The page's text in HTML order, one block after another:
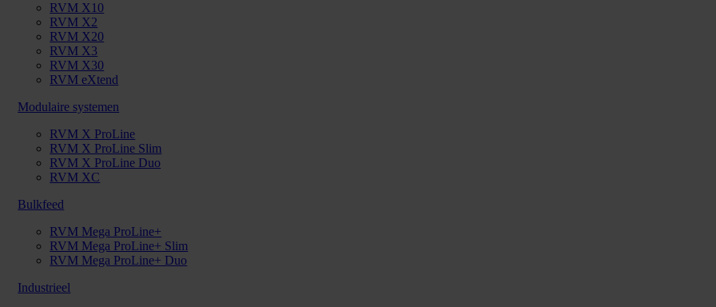
RVM X10
RVM X2
RVM X20
RVM X3
RVM X30
RVM eXtend
Modulaire systemen
RVM X ProLine
RVM X ProLine Slim
RVM X ProLine Duo
RVM XC
Bulkfeed
RVM Mega ProLine+
RVM Mega ProLine+ Slim
RVM Mega ProLine+ Duo
Industrieel